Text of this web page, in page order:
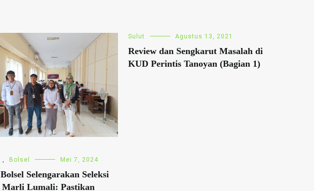
, Bolsel Mei 7, 2024
Selengarakan Seleksi
Marli Lumali: Pastikan
Sulut Agustus 13, 2021
Review dan Sengkarut Masalah di
KUD Perintis Tanoyan (Bagian 1)